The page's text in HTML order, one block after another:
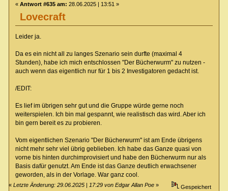
Lovecraft
« Antwort #635 am: 28.06.2025 | 13:51 »
Leider ja.
Da es ein nicht all zu langes Szenario sein durfte (maximal 4
Stunden), habe ich mich entschlossen "Der Bücherwurm" zu nutzen -
auch wenn das eigentlich nur für 1 bis 2 Investigatoren gedacht ist.
/EDIT:
Es lief im übrigen sehr gut und die Gruppe würde gerne noch
weiterspielen. Ich bin mal gespannt, wie realistisch das wird. Aber ich
bin gern bereit es zu probieren.
Vom eigentlichen Szenario "Der Bücherwurm" ist am Ende übrigens
nicht mehr sehr viel übrig geblieben. Ich habe das Ganze quasi von
vorne bis hinten durchimprovisiert und habe den Bücherwurm nur als
Basis dafür genutzt. Am Ende ist das Ganze deutlich erwachsener
geworden, als in der Vorlage. War ganz cool.
«Letzte Änderung: 29.06.2025 | 17:29 von Edgar Allan Poe » Gespeichert